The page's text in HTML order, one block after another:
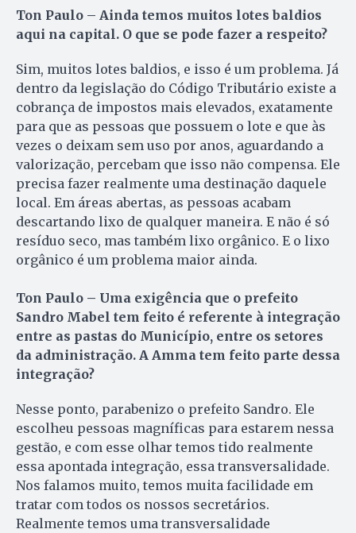
Ton Paulo – Ainda temos muitos lotes baldios
aqui na capital. O que se pode fazer a respeito?
Sim, muitos lotes baldios, e isso é um problema. Já
dentro da legislação do Código Tributário existe a
cobrança de impostos mais elevados, exatamente
para que as pessoas que possuem o lote e que às
vezes o deixam sem uso por anos, aguardando a
valorização, percebam que isso não compensa. Ele
precisa fazer realmente uma destinação daquele
local. Em áreas abertas, as pessoas acabam
descartando lixo de qualquer maneira. E não é só
resíduo seco, mas também lixo orgânico. E o lixo
orgânico é um problema maior ainda.
Ton Paulo – Uma exigência que o prefeito
Sandro Mabel tem feito é referente à integração
entre as pastas do Município, entre os setores
da administração. A Amma tem feito parte dessa
integração?
Nesse ponto, parabenizo o prefeito Sandro. Ele
escolheu pessoas magníficas para estarem nessa
gestão, e com esse olhar temos tido realmente
essa apontada integração, essa transversalidade.
Nos falamos muito, temos muita facilidade em
tratar com todos os nossos secretários.
Realmente temos uma transversalidade